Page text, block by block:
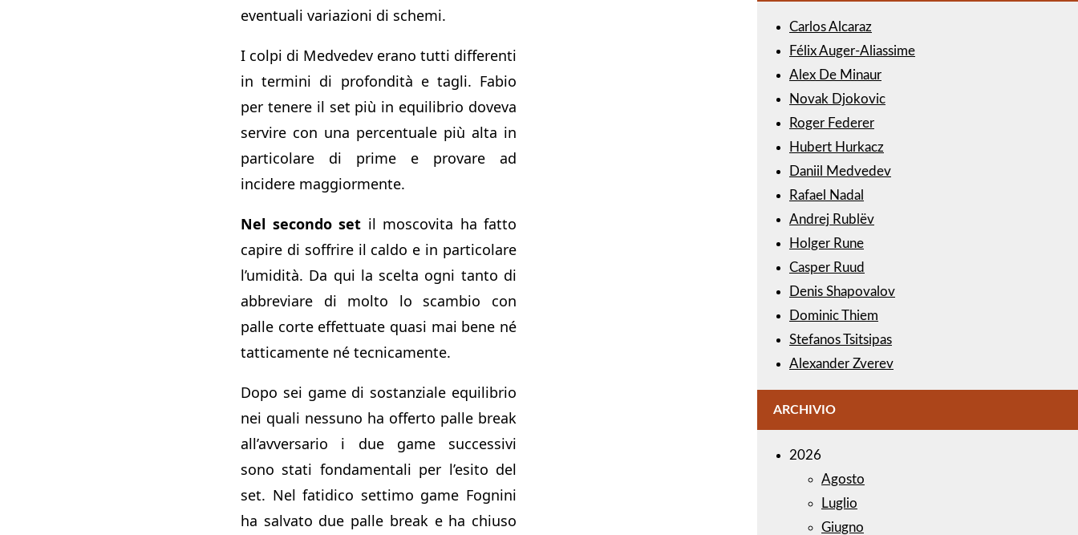
eventuali variazioni di schemi.
I colpi di Medvedev erano tutti differenti
in termini di profondità e tagli. Fabio
per tenere il set più in equilibrio doveva
servire con una percentuale più alta in
particolare di prime e provare ad
incidere maggiormente.
Nel secondo set il moscovita ha fatto
capire di soffrire il caldo e in particolare
l’umidità. Da qui la scelta ogni tanto di
abbreviare di molto lo scambio con
palle corte effettuate quasi mai bene né
tatticamente né tecnicamente.
Dopo sei game di sostanziale equilibrio
nei quali nessuno ha offerto palle break
all’avversario i due game successivi
sono stati fondamentali per l’esito del
set. Nel fatidico settimo game Fognini
ha salvato due palle break e ha chiuso
Carlos Alcaraz
Félix Auger-Aliassime
Alex De Minaur
Novak Djokovic
Roger Federer
Hubert Hurkacz
Daniil Medvedev
Rafael Nadal
Andrej Rublëv
Holger Rune
Casper Ruud
Denis Shapovalov
Dominic Thiem
Stefanos Tsitsipas
Alexander Zverev
ARCHIVIO
2026
Agosto
Luglio
Giugno